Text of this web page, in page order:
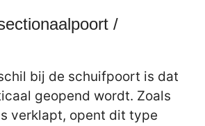
/
bij de schuifpoort is dat
geopend wordt. Zoals
verklapt, opent dit type